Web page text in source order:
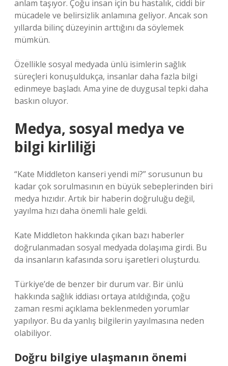
anlam taşıyor. Çoğu insan için bu hastalık, ciddi bir
mücadele ve belirsizlik anlamına geliyor. Ancak son
yıllarda bilinç düzeyinin arttığını da söylemek
mümkün.
Özellikle sosyal medyada ünlü isimlerin sağlık
süreçleri konuşuldukça, insanlar daha fazla bilgi
edinmeye başladı. Ama yine de duygusal tepki daha
baskın oluyor.
Medya, sosyal medya ve
bilgi kirliliği
“Kate Middleton kanseri yendi mi?” sorusunun bu
kadar çok sorulmasının en büyük sebeplerinden biri
medya hızıdır. Artık bir haberin doğruluğu değil,
yayılma hızı daha önemli hale geldi.
Kate Middleton hakkında çıkan bazı haberler
doğrulanmadan sosyal medyada dolaşıma girdi. Bu
da insanların kafasında soru işaretleri oluşturdu.
Türkiye’de de benzer bir durum var. Bir ünlü
hakkında sağlık iddiası ortaya atıldığında, çoğu
zaman resmi açıklama beklenmeden yorumlar
yapılıyor. Bu da yanlış bilgilerin yayılmasına neden
olabiliyor.
Doğru bilgiye ulaşmanın önemi